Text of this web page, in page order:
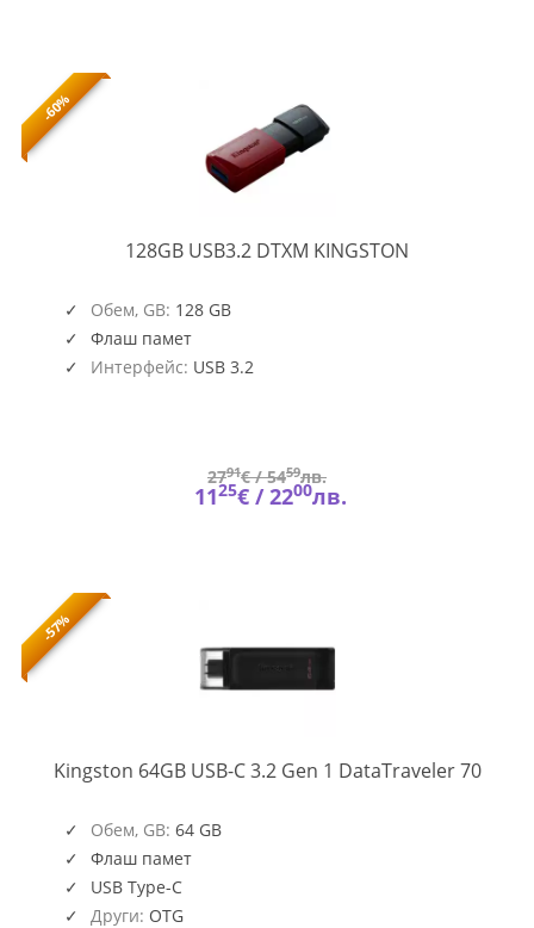
-60%
128GB USB3.2 DTXM KINGSTON
Обем, GB: 128 GB
Флаш памет
Интерфейс: USB 3.2
2791€ /5459лв.
1125€ /2200лв.
-57%
Kingston 64GB USB-C 3.2 Gen 1 DataTraveler 70
Обем, GB: 64 GB
Флаш памет
USB Type-C
Други: OTG